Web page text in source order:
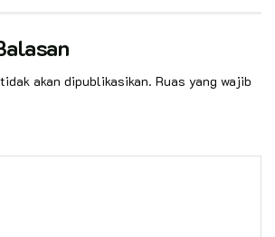
akan dipublikasikan. Ruas yang wajib